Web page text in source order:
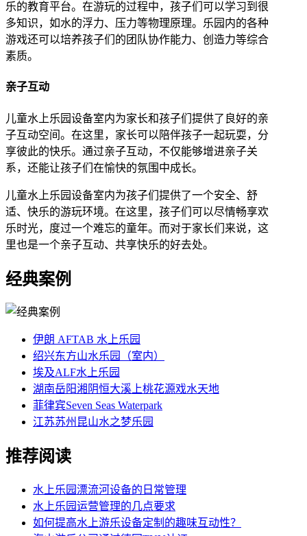
乐的教育平台。在游玩的过程中，孩子们可以学习到很
多知识，如水的浮力、压力等物理原理。乐园内的各种
游戏还可以培养孩子们的团队协作能力、创造力等综合
素质。
亲子互动
儿童水上乐园设备室内为家长和孩子们提供了良好的亲
子互动空间。在这里，家长可以陪伴孩子一起玩耍，分
享彼此的快乐。通过亲子互动，不仅能够增进亲子关
系，还能让孩子们在愉快的氛围中成长。
儿童水上乐园设备室内为孩子们提供了一个安全、舒
适、快乐的游玩环境。在这里，孩子们可以尽情畅享欢
乐时光，度过一个难忘的童年。而对于家长们来说，这
里也是一个亲子互动、共享快乐的好去处。
经典案例
伊朗 AFTAB 水上乐园
绍兴东方山水乐园（室内）
埃及ALF水上乐园
湖南岳阳湘阴恒大溪上桃花源戏水天地
菲律宾Seven Seas Waterpark
江苏苏州昆山水之梦乐园
推荐阅读
水上乐园漂流河设备的日常管理
水上乐园运营管理的几点要求
如何提高水上游乐设备定制的趣味互动性？